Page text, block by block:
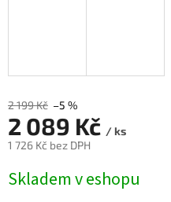
2 199 Kč –5 %
2 089 Kč / ks
1 726 Kč bez DPH
cena:
Skladem v eshopu